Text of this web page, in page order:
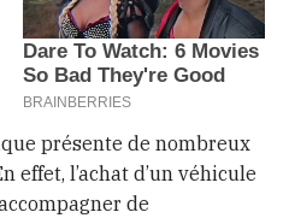
présente de nombreux
effet, l’achat d’un véhicule
de